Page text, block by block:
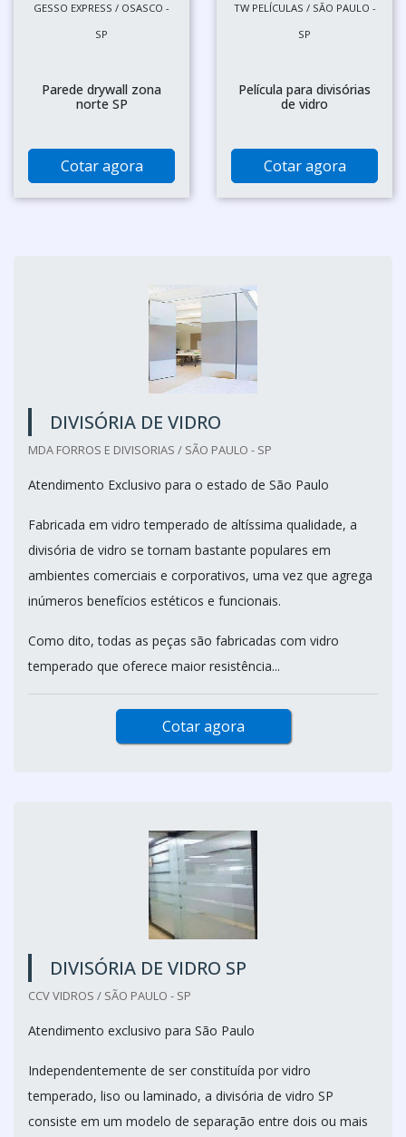
GESSO EXPRESS / OSASCO -
SP
Parede drywall zona
norte SP
Cotar agora
TW PELÍCULAS / SÃO PAULO -
SP
Película para divisórias
de vidro
Cotar agora
DIVISÓRIA DE VIDRO
MDA FORROS E DIVISORIAS / SÃO PAULO - SP
Atendimento Exclusivo para o estado de São Paulo
Fabricada em vidro temperado de altíssima qualidade, a
divisória de vidro se tornam bastante populares em
ambientes comerciais e corporativos, uma vez que agrega
inúmeros benefícios estéticos e funcionais.
Como dito, todas as peças são fabricadas com vidro
temperado que oferece maior resistência...
Cotar agora
DIVISÓRIA DE VIDRO SP
CCV VIDROS / SÃO PAULO - SP
Atendimento exclusivo para São Paulo
Independentemente de ser constituída por vidro
temperado, liso ou laminado, a divisória de vidro SP
consiste em um modelo de separação entre dois ou mais